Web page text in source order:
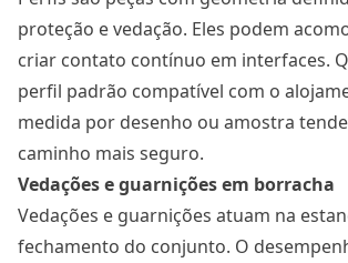
proteção e vedação. Eles podem
criar contato contínuo em interfaces.
perfil padrão compatível com o
medida por desenho ou amostra
caminho mais seguro.
Vedações e guarnições em borracha
Vedações e guarnições atuam na
fechamento do conjunto. O